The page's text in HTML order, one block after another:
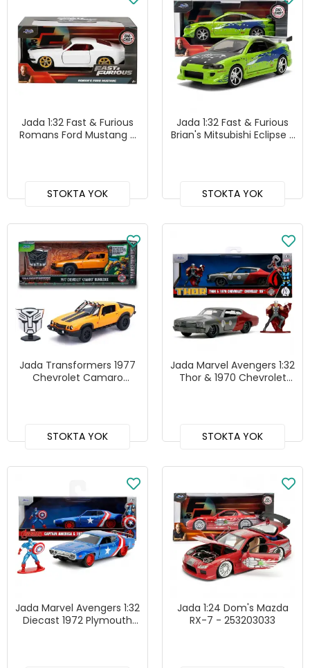
Jada 1:32 Fast & Furious
Romans Ford Mustang -
STOKTA YOK
Jada 1:32 Fast & Furious
Brian's Mitsubishi Eclipse -
STOKTA YOK
Jada Transformers 1977
Chevrolet Camaro
STOKTA YOK
Jada Marvel Avengers 1:32
Thor & 1970 Chevrolet
STOKTA YOK
Jada Marvel Avengers 1:32
Diecast 1972 Plymouth
Jada 1:24 Dom's Mazda
RX-7 - 253203033